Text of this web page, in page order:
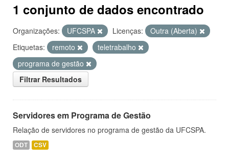
1 conjunto de dados encontrado
Organizações: UFCSPA Licenças:
Outra (Aberta)
Etiquetas:
remoto
teletrabalho
programa de gestão
Filtrar Resultados
Servidores em Programa de Gestão
Relação de servidores no programa de gestão da UFCSPA.
ODT CSV